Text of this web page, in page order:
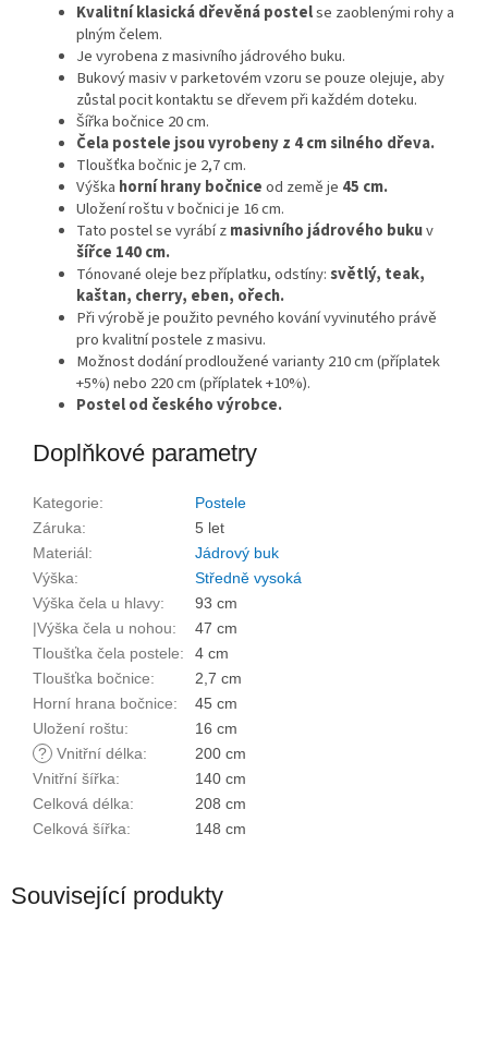
Kvalitní klasická dřevěná postelse zaoblenými rohy a
plným čelem.
Je vyrobena z masivního jádrového buku.
Bukový masiv v parketovém vzoru se pouze olejuje, aby
zůstal pocit kontaktu se dřevem při každém doteku.
Šířka bočnice 20 cm.
Čela postele jsou vyrobeny z 4 cm silného dřeva.
Tloušťka bočnic je 2,7 cm.
Výška horní hrany bočniceod země je 45 cm.
Uložení roštu v bočnici je 16 cm.
Tato postel se vyrábí zmasivního jádrového bukuv
šířce 140 cm.
Tónované oleje bez příplatku, odstíny:světlý, teak,
kaštan, cherry, eben, ořech.
Při výrobě je použito pevného kování vyvinutého právě
pro kvalitní postele z masivu.
Možnost dodání prodloužené varianty 210 cm (příplatek
+5%) nebo 220 cm (příplatek +10%).
Postel od českého výrobce.
Doplňkové parametry
Kategorie:
Postele
Záruka:
5 let
Materiál:
Jádrový buk
Výška:
Středně vysoká
Výška čela u hlavy:
93 cm
|Výška čela u nohou:
47 cm
Tloušťka čela postele:
4 cm
Tloušťka bočnice:
2,7 cm
Horní hrana bočnice:
45 cm
Uložení roštu:
16 cm
? Vnitřní délka:
200 cm
Vnitřní šířka:
140 cm
Celková délka:
208 cm
Celková šířka: 148 cm
Související produkty